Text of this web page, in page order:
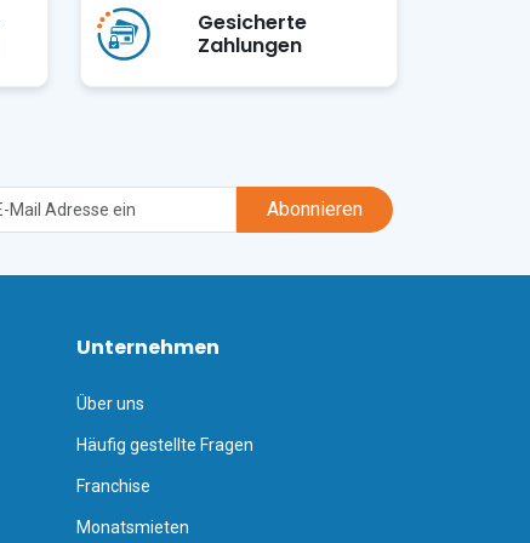
Gesicherte
Zahlungen
Abonnieren
Unternehmen
Über uns
Häufig gestellte Fragen
Franchise
Monatsmieten